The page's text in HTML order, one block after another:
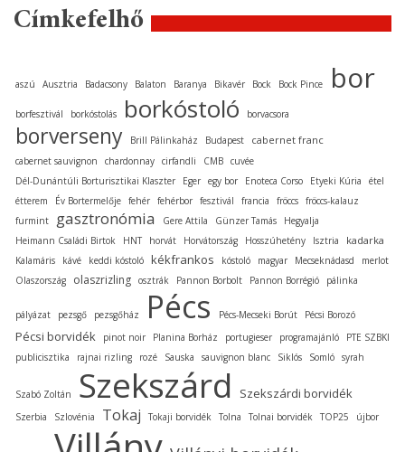
Címkefelhő
aszú Ausztria Badacsony Balaton Baranya Bikavér Bock Bock Pince bor
borfesztivál borkóstolás borkóstoló borvacsora
borverseny Brill Pálinkaház Budapest cabernet franc
cabernet sauvignon chardonnay cirfandli CMB cuvée
Dél-Dunántúli Borturisztikai Klaszter
Eger egy bor Enoteca Corso Etyeki Kúria
étel
étterem
Év Bortermelője fehér fehérbor fesztivál francia fröccs fröccs-kalauz
furmint
gasztronómia Gere Attila Günzer Tamás
Hegyalja
Heimann Családi Birtok
HNT horvát Horvátország Hosszúhetény Isztria kadarka
Kalamáris kávé keddi kóstoló kékfrankos kóstoló magyar Mecseknádasd
merlot
Olaszország
olaszrizling osztrák Pannon Borbolt Pannon Borrégió pálinka
pályázat pezsgő pezsgőház Pécs Pécs-Mecseki Borút Pécsi Borozó
Pécsi borvidék pinot noir Planina Borház portugieser programajánló
PTE SZBKI
publicisztika
rajnai rizling rozé Sauska sauvignon blanc Siklós Somló syrah
Szabó Zoltán Szekszárd Szekszárdi borvidék
Szerbia Szlovénia Tokaj Tokaji borvidék Tolna Tolnai borvidék TOP25 újbor